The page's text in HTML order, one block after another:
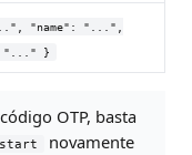
"name": "...",
"..." }
OTP, basta
novamente